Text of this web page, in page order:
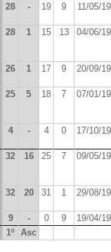
28 - 19 9 11/05/
28 1 15 13 04/06/
26 1 17 9 20/09/
25 5 18 7 07/01/
4 - 4 0 17/10/
32 16 25 7 09/05/
32 20 31 1 29/08/
9 - 0 9
19/04/
1º Asc